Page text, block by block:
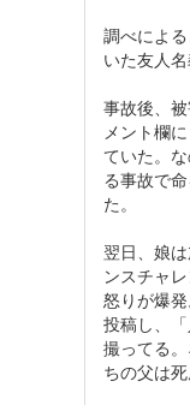
調べによ
いた友人
事故後、
メント欄
ていた。
る事故で
た。
翌日、娘
ンスチャ
怒りが爆
投稿し、
撮ってる
ちの父は